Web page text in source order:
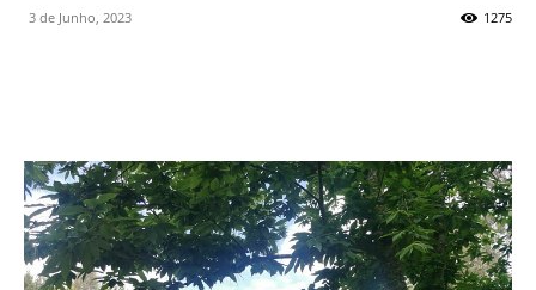
3 de Junho, 2023 1275